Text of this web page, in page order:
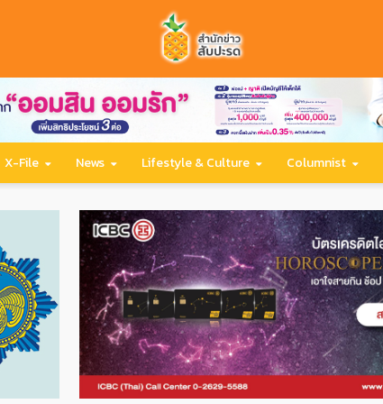
X-File News Lifestyle & Culture Columnist